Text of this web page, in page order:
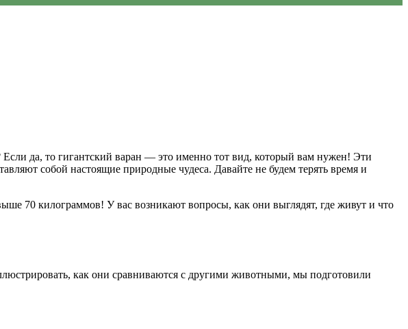
да, то гигантский варан — это именно тот вид, который вам нужен! Эти
собой настоящие природные чудеса. Давайте не будем терять время и
70 килограммов! У вас возникают вопросы, как они выглядят, где живут и что
как они сравниваются с другими животными, мы подготовили